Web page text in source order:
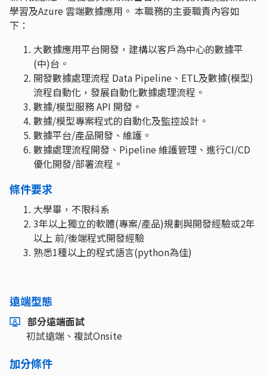
學習及Azure 雲端數據應用。 本職務的主要職責內容如
下：
大數據應用平台開發，建構以客戶為中心的數據平
(中)台。
開發數據處理流程 Data Pipeline、ETL及數據(模型)
流程自動化，發展自動化數據處理流程。
數據/模型服務 API 開發。
數據/模型專案程式的自動化及監控設計。
數據平台/產品開發、維護。
數據處理流程開發、Pipeline 維護管理、進行CI/CD
優化開發/部署流程。
條件要求
大學畢，不限科系
3年以上獨立的軟體(專案/產品)規劃與開發經驗或2年
以上 前/後端程式開發經驗
熟悉1種以上的程式語言(python為佳)
遠端型態
部分遠端面試
初試遠端、複試Onsite
加分條件